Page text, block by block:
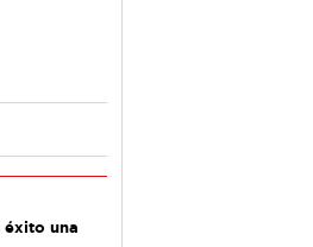
éxito una